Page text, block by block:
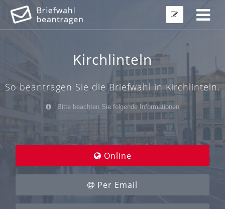
Kirchlinteln
So beantragen Sie die Briefwahl in Kirchlinteln.
Bitte beachten Sie folgende Informationen
Online
Per Email